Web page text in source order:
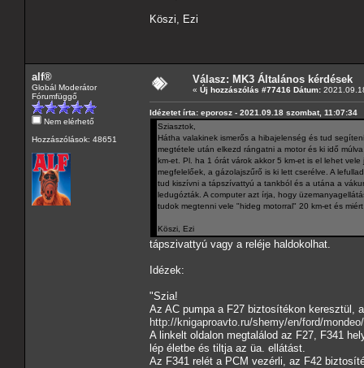
Köszi, Ezi
alf®
Globál Moderátor
Fórumfüggő
Nem elérhető
Hozzászólások: 48651
Válasz: MK3 Általános kérdések
« Új hozzászólás #77416 Dátum:
Idézetet írta: eporosz - 2021.09.18 szombat, 11:07:34
Sziasztok,
Hátha valakinek ismerős a hibajelenség és tud
megtétele után elkezd rángatni a motor és ki idő
km-et. Pl. ha 1 órát várok akkor 5 km-et is el lehet
megfelelőek, a gázolajszűrő is ki lett cserélve. A
tud kiszívni a tápszívattyú a tankból és a utána a
ledugózták. A computer azt írja, hogy
tudok megtenni vele "hideg motorral" 20 km-et és
Köszi, Ezi
tápszivattyú vagy a reléje haldokolhat.
Idézek:
"Szia!
Az AC pumpa a F27 biztosítékon keresztül,
http://knigaproavto.ru/shemy/en/ford/
A linkelt oldalon megtalálod az F27, F341
lép életbe és tiltja az üa. ellátást.
Az F341 relét a PCM vezérli, az F42